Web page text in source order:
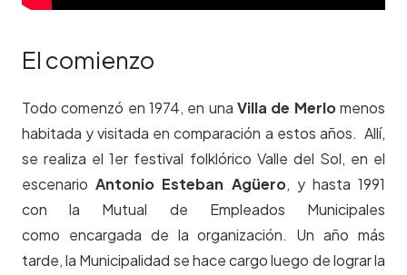
El comienzo
Todo comenzó en 1974, en una Villa de Merlomenos
habitada y visitada en comparación a estos años. Allí,
se realiza el 1er festival folklórico Valle del Sol, en el
escenarioAntonio Esteban Agüero, y hasta 1991
con la Mutual de Empleados Municipales
como encargada de la organización. Un año más
tarde, la Municipalidad se hace cargo luego de lograr la